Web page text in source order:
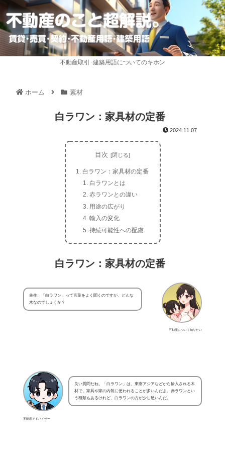
不動産取引･建築用語についてのキホン
ホーム 素材
白ラワン：家具材の定番
2024.11.07
目次
白ラワン：家具材の定番
白ラワンとは
赤ラワンとの違い
用途の広がり
輸入の変化
持続可能性への配慮
白ラワン：家具材の定番
不動産について知りたい
先生、「白ラワン」って言葉をよく聞くのですが、どんな
木なのでしょうか？
不動産アドバイザー
良い質問だね。「白ラワン」は、東南アジアなどから輸入される木
材で、家具や家の内装に使われることが多いんだよ。赤ラワンとい
う種類もあるけれど、白ラワンの方が少し硬いんだ。